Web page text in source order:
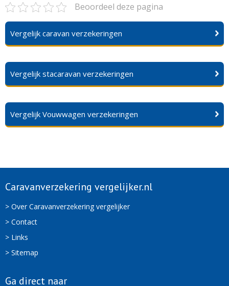
Beoordeel deze pagina
Vergelijk caravan verzekeringen
Vergelijk stacaravan verzekeringen
Vergelijk Vouwwagen verzekeringen
Caravanverzekering vergelijker.nl
> Over Caravanverzekering vergelijker
> Contact
> Links
> Sitemap
Ga direct naar